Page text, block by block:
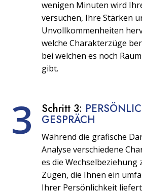
wenigen Minuten wird
versuchen, Ihre Stärken
Unvollkommenheiten
welche Charakterzüge
bei welchen es noch
gibt.
3 Schritt 3:
GESPRÄCH
Während die grafische
Analyse verschiedene
es die Wechselbeziehung
Zügen, die Ihnen ein
Ihrer Persönlichkeit